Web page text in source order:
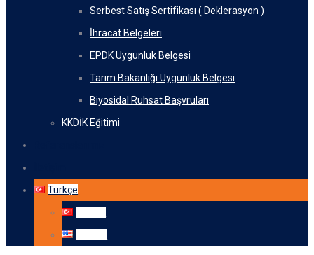
Serbest Satış Sertifikası ( Deklerasyon )
İhracat Belgeleri
EPDK Uygunluk Belgesi
Tarım Bakanlığı Uygunluk Belgesi
Biyosidal Ruhsat Başvruları
KKDİK Eğitimi
Türkçe